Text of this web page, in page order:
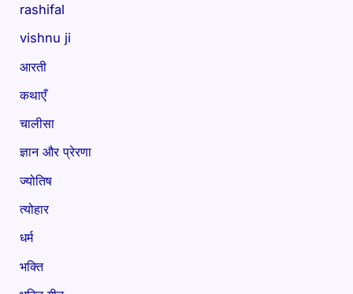
rashifal
vishnu ji
आरती
कथाएँ
चालीसा
ज्ञान और प्रेरणा
ज्योतिष
त्योहार
धर्म
भक्ति